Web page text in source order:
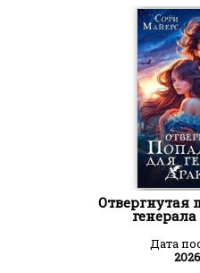
Отвергнутая
Дата